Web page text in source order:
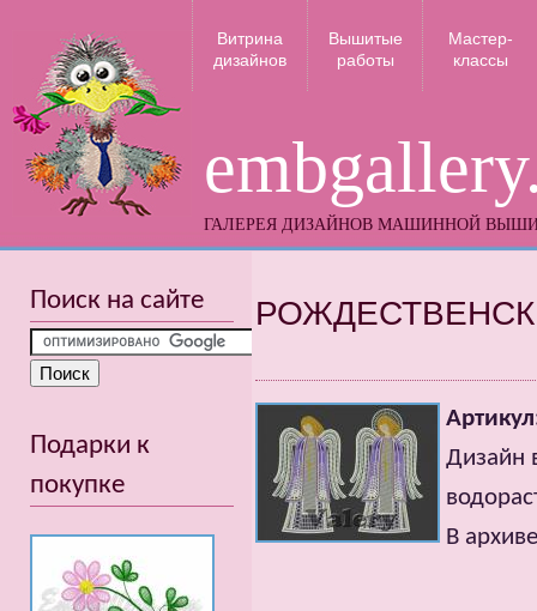
ГАЛЕРЕЯ ДИЗАЙНОВ МАШИННОЙ
Витрина
дизайнов
Вышитые
работы
Мастер-
классы
Дизайн
В
Поиск на сайте
Подарки к
покупке